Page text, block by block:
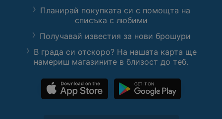
Планирай покупката си с помощта на
списъка с любими
Получавай известия за нови брошури
В града си отскоро? На нашата карта ще
намериш магазините в близост до теб.